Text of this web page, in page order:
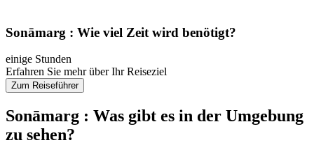
Sonāmarg : Wie viel Zeit wird benötigt?
einige Stunden
Erfahren Sie mehr über Ihr Reiseziel
Zum Reiseführer
Sonāmarg : Was gibt es in der Umgebung
zu sehen?